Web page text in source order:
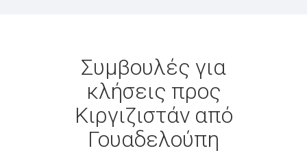
Συμβουλές για
κλήσεις προς
Κιργιζιστάν από
Γουαδελούπη